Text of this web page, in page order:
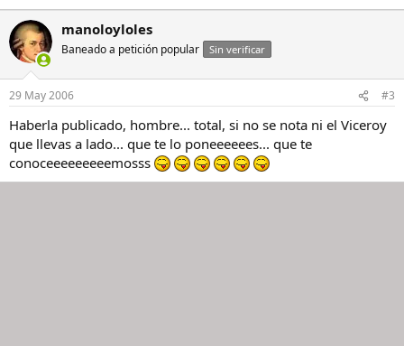
manoloyloles
Baneado a petición popular Sin verificar
29 May 2006 #3
Haberla publicado, hombre... total, si no se nota ni el Viceroy
que llevas a lado... que te lo poneeeeees... que te
conoceeeeeeeeemosss